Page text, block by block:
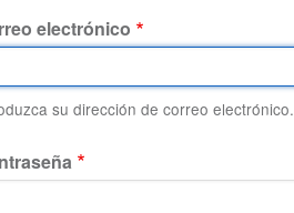
electrónico
su dirección de correo electrónico.